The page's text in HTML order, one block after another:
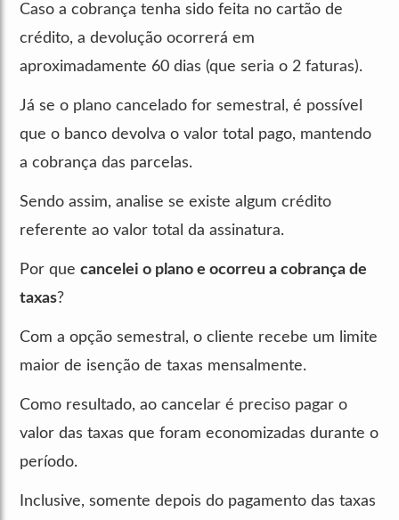
Caso a cobrança tenha sido feita no cartão de
crédito, a devolução ocorrerá em
aproximadamente 60 dias (que seria o 2 faturas).
Já se o plano cancelado for semestral, é possível
que o banco devolva o valor total pago, mantendo
a cobrança das parcelas.
Sendo assim, analise se existe algum crédito
referente ao valor total da assinatura.
Por que cancelei o plano e ocorreu a cobrança de
taxas?
Com a opção semestral, o cliente recebe um limite
maior de isenção de taxas mensalmente.
Como resultado, ao cancelar é preciso pagar o
valor das taxas que foram economizadas durante o
período.
Inclusive, somente depois do pagamento das taxas